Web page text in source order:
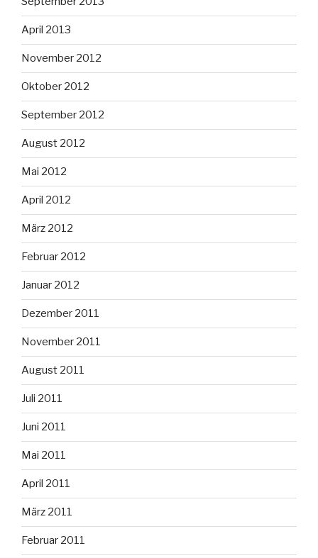
April 2013
November 2012
Oktober 2012
September 2012
August 2012
Mai 2012
April 2012
März 2012
Februar 2012
Januar 2012
Dezember 2011
November 2011
August 2011
Juli 2011
Juni 2011
Mai 2011
April 2011
März 2011
Februar 2011